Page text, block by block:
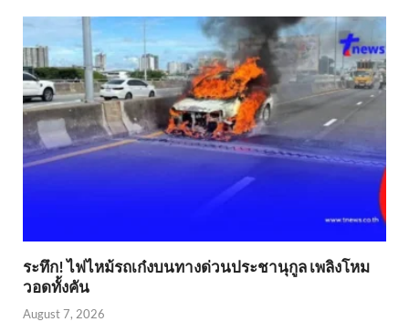
ระทึก! ไฟไหม้รถเก๋งบนทางด่วนประชานุกูล เพลิงโหม
วอดทั้งคัน
August 7, 2026